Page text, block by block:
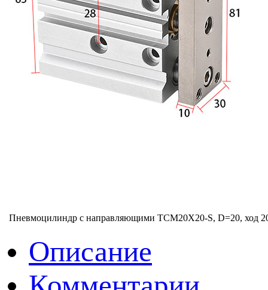
Пневмоцилиндр с направляющими TCM20X20-S, D=20, ход
Описание